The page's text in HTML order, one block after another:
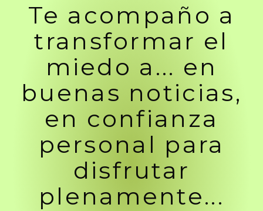
Te acompaño a
transformar el
miedo a... en
buenas noticias,
en confianza
personal para
disfrutar
plenamente...